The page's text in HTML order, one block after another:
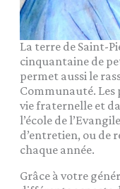
La terre de Saint-
cinquantaine de
permet aussi le
Communauté. Les
vie fraternelle et
l’école de
d’entretien, ou de
chaque année.
Grâce à votre